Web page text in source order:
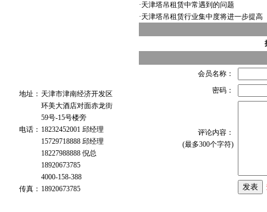
·天津塔吊租赁中常遇到的问题
·天津塔吊租赁行业集中度将进一步提高
会员名称：
密码：
评论内容：
(最多300个字符)
地址： 天津市津南经济开发区
环美大酒店对面赤龙街
59号-15号楼旁
电话： 18232452001 邱经理
15729718888 邱经理
18227988888 倪总
18920673785
4000-158-388
传真： 18920673785